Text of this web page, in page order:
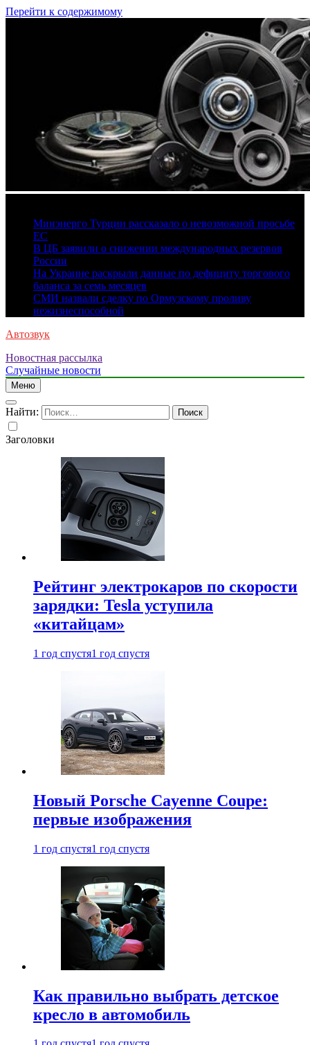
Перейти к содержимому
Минэнерго Турции рассказало о невозможной просьбе
ЕС
В ЦБ заявили о снижении международных резервов
России
На Украине раскрыли данные по дефициту торгового
баланса за семь месяцев
СМИ назвали сделку по Ормузскому проливу
нежизнеспособной
Автозвук
Новостная рассылка
Случайные новости
Меню
Найти:
Заголовки
Рейтинг электрокаров по скорости
зарядки: Tesla уступила
«китайцам»
1 год спустя1 год спустя
Новый Porsche Cayenne Coupe:
первые изображения
1 год спустя1 год спустя
Как правильно выбрать детское
кресло в автомобиль